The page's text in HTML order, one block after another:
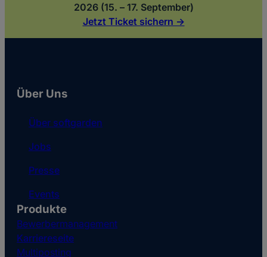
2026 (15. – 17. September)
Jetzt Ticket sichern ->
Über Uns
Über softgarden
Jobs
Presse
Events
Produkte
Bewerbermanagement
Karriereseite
Multiposting